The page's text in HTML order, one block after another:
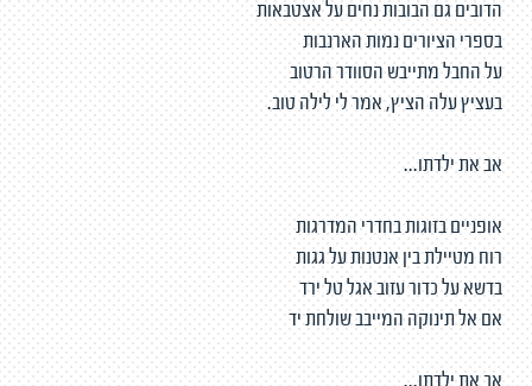
הדובים גם הבובות נחים על אצטבאות
בספרי הציורים נמות הארנבות
על החבל מתייבש הסוודר הרטוב
בעציץ עלה הציץ, אמר לי לילה טוב.
אב את ילדתו...
אופניים בזוגות בחדרי המדרגות
רוח מטיילת בין אנטנות על גגות
בדשא על כדור עזוב אגל טל ירד
אם אל תינוקה המייבב שולחת יד